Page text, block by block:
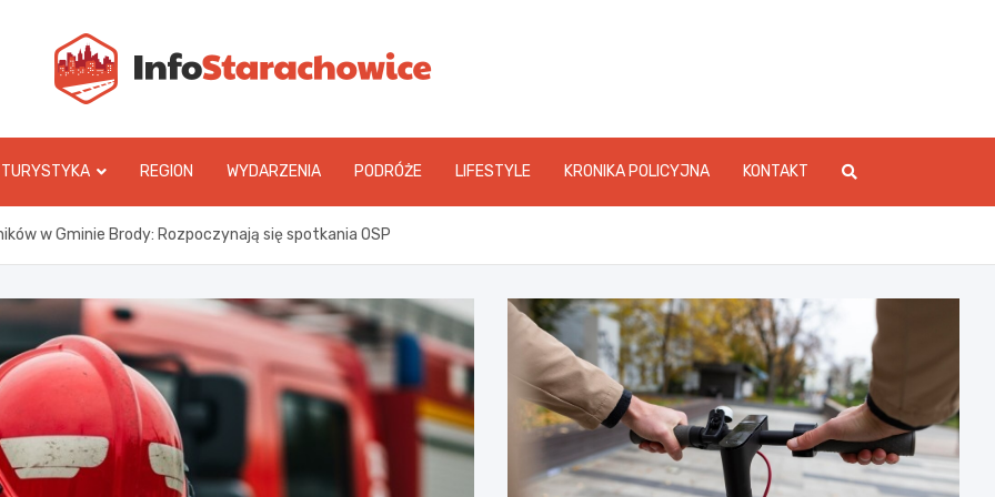
TURYSTYKA REGION WYDARZENIA PODRÓŻE LIFESTYLE KRONIKA POLICYJNA KONTAKT
w Gminie Brody: Rozpoczynają się spotkania OSP